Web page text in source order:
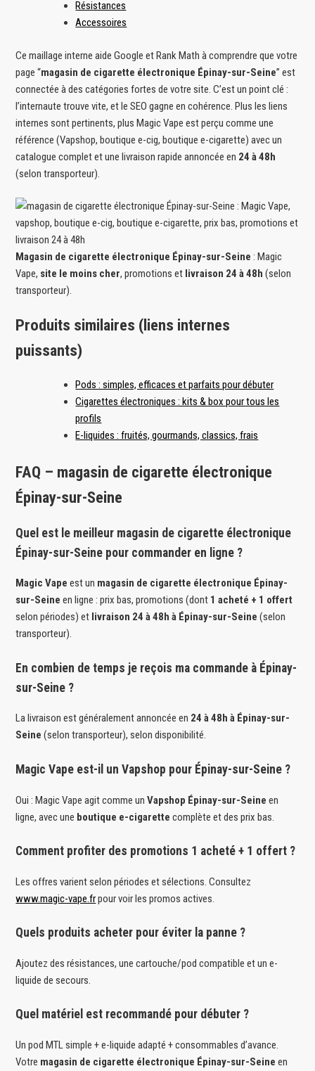
Résistances
Accessoires
Ce maillage interne aide Google et Rank Math à comprendre que votre
page “magasin de cigarette électronique Épinay-sur-Seine” est
connectée à des catégories fortes de votre site. C’est un point clé :
l’internaute trouve vite, et le SEO gagne en cohérence. Plus les liens
internes sont pertinents, plus Magic Vape est perçu comme une
référence (Vapshop, boutique e-cig, boutique e-cigarette) avec un
catalogue complet et une livraison rapide annoncée en 24 à 48h
(selon transporteur).
Magasin de cigarette électronique Épinay-sur-Seine : Magic
Vape, site le moins cher, promotions et livraison 24 à 48h (selon
transporteur).
Produits similaires (liens internes
puissants)
Pods : simples, efficaces et parfaits pour débuter
Cigarettes électroniques : kits & box pour tous les
profils
E-liquides : fruités, gourmands, classics, frais
FAQ – magasin de cigarette électronique
Épinay-sur-Seine
Quel est le meilleur magasin de cigarette électronique
Épinay-sur-Seine pour commander en ligne ?
Magic Vape est un magasin de cigarette électronique Épinay-
sur-Seine en ligne : prix bas, promotions (dont 1 acheté + 1 offert
selon périodes) et livraison 24 à 48h à Épinay-sur-Seine (selon
transporteur).
En combien de temps je reçois ma commande à Épinay-
sur-Seine ?
La livraison est généralement annoncée en 24 à 48h à Épinay-sur-
Seine (selon transporteur), selon disponibilité.
Magic Vape est-il un Vapshop pour Épinay-sur-Seine ?
Oui : Magic Vape agit comme unVapshop Épinay-sur-Seine en
ligne, avec une boutique e-cigarette complète et des prix bas.
Comment profiter des promotions 1 acheté + 1 offert ?
Les offres varient selon périodes et sélections. Consultez
www.magic-vape.frpour voir les promos actives.
Quels produits acheter pour éviter la panne ?
Ajoutez des résistances, une cartouche/pod compatible et un e-
liquide de secours.
Quel matériel est recommandé pour débuter ?
Un pod MTL simple + e-liquide adapté + consommables d’avance.
Votre magasin de cigarette électronique Épinay-sur-Seine en